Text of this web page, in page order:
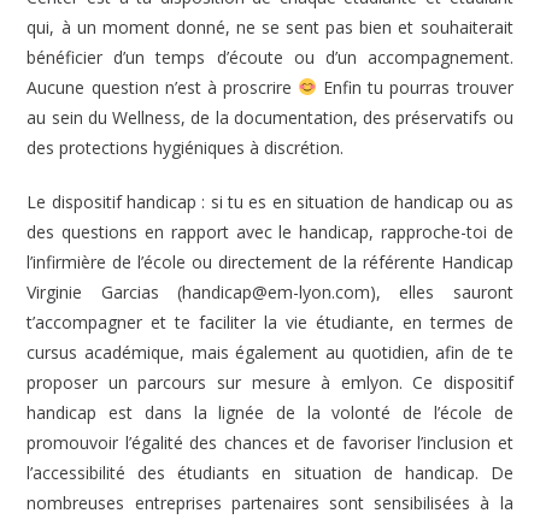
qui, à un moment donné, ne se sent pas bien et souhaiterait
bénéficier d’un temps d’écoute ou d’un accompagnement.
Aucune question n’est à proscrire
Enfin tu pourras trouver
au sein du Wellness, de la documentation, des préservatifs ou
des protections hygiéniques à discrétion.
Le dispositif handicap : si tu es en situation de handicap ou as
des questions en rapport avec le handicap, rapproche-toi de
l’infirmière de l’école ou directement de la référente Handicap
Virginie Garcias (handicap@em-lyon.com), elles sauront
t’accompagner et te faciliter la vie étudiante, en termes de
cursus académique, mais également au quotidien, afin de te
proposer un parcours sur mesure à emlyon. Ce dispositif
handicap est dans la lignée de la volonté de l’école de
promouvoir l’égalité des chances et de favoriser l’inclusion et
l’accessibilité des étudiants en situation de handicap. De
nombreuses entreprises partenaires sont sensibilisées à la